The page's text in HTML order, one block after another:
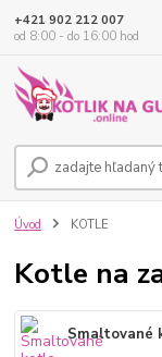
+421 902 212 007
od 8:00 - do 16:00 hod
Úvod KOTLE
Kotle na
Smaltované